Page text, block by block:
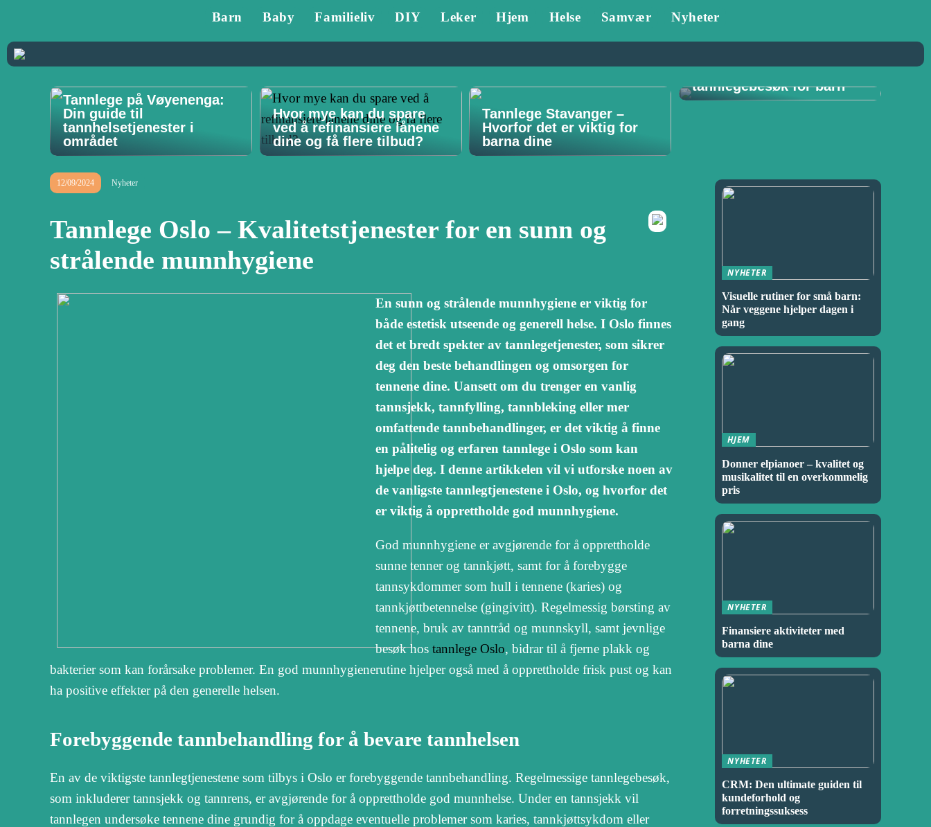
Barn Baby Familieliv DIY Leker Hjem Helse Samvær Nyheter
Tannlege på Vøyenenga:
Din guide til
tannhelsetjenester i
området
Hvor mye kan du spare
ved å refinansiere lånene
dine og få flere tilbud?
Tannlege Stavanger –
Hvorfor det er viktig for
barna dine
Tannlege i Porsgrunn:
tannlegebesøk for barn
12/09/2024 Nyheter
Tannlege Oslo – Kvalitetstjenester for en sunn og
strålende munnhygiene
En sunn og strålende munnhygiene er viktig for
både estetisk utseende og generell helse. I Oslo finnes
det et bredt spekter av tannlegetjenester, som sikrer
deg den beste behandlingen og omsorgen for
tennene dine. Uansett om du trenger en vanlig
tannsjekk, tannfylling, tannbleking eller mer
omfattende tannbehandlinger, er det viktig å finne
en pålitelig og erfaren tannlege i Oslo som kan
hjelpe deg. I denne artikkelen vil vi utforske noen av
de vanligste tannlegtjenestene i Oslo, og hvorfor det
er viktig å opprettholde god munnhygiene.
God munnhygiene er avgjørende for å opprettholde
sunne tenner og tannkjøtt, samt for å forebygge
tannsykdommer som hull i tennene (karies) og
tannkjøttbetennelse (gingivitt). Regelmessig børsting av
tennene, bruk av tanntråd og munnskyll, samt jevnlige
besøk hos tannlege Oslo, bidrar til å fjerne plakk og
bakterier som kan forårsake problemer. En god munnhygienerutine hjelper også med å opprettholde frisk pust og kan
ha positive effekter på den generelle helsen.
Forebyggende tannbehandling for å bevare tannhelsen
En av de viktigste tannlegtjenestene som tilbys i Oslo er forebyggende tannbehandling. Regelmessige tannlegebesøk,
som inkluderer tannsjekk og tannrens, er avgjørende for å opprettholde god munnhelse. Under en tannsjekk vil
tannlegen undersøke tennene dine grundig for å oppdage eventuelle problemer som karies, tannkjøttsykdom eller
NYHETER
Visuelle rutiner for små barn:
Når veggene hjelper dagen i
gang
HJEM
Donner elpianoer – kvalitet og
musikalitet til en overkommelig
pris
NYHETER
Finansiere aktiviteter med
barna dine
NYHETER
CRM: Den ultimate guiden til
kundeforhold og
forretningssuksess